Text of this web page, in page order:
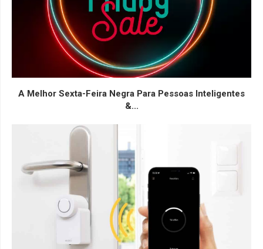
A Melhor Sexta-Feira Negra Para Pessoas Inteligentes
&...